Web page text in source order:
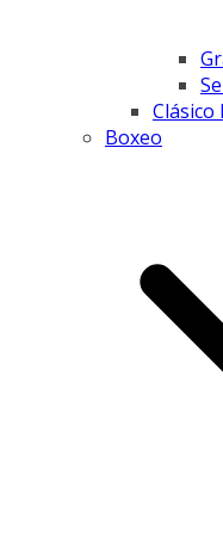
Clásico
Boxeo